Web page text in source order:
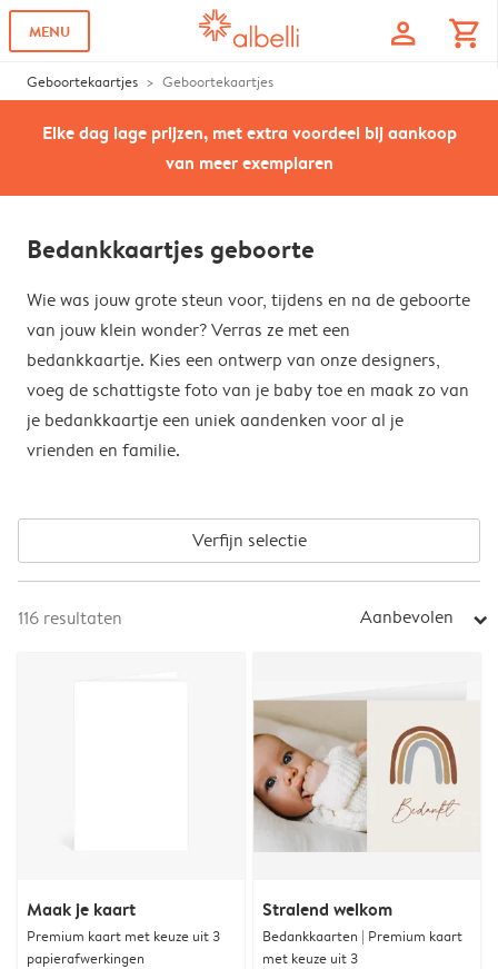
MENU profile shopping_cart
Geboortekaartjes Geboortekaartjes
Elke dag lage prijzen, met extra voordeel bij aankoop
van meer exemplaren
Bedankkaartjes geboorte
Wie was jouw grote steun voor, tijdens en na de geboorte
van jouw klein wonder? Verras ze met een
bedankkaartje. Kies een ontwerp van onze designers,
voeg de schattigste foto van je baby toe en maak zo van
je bedankkaartje een uniek aandenken voor al je
vrienden en familie.
Verfijn selectie
116 resultaten Aanbevolen arrow_right
Maak je kaart
Premium kaart met keuze uit 3
papierafwerkingen
Stralend welkom
Bedankkaarten | Premium kaart
met keuze uit 3